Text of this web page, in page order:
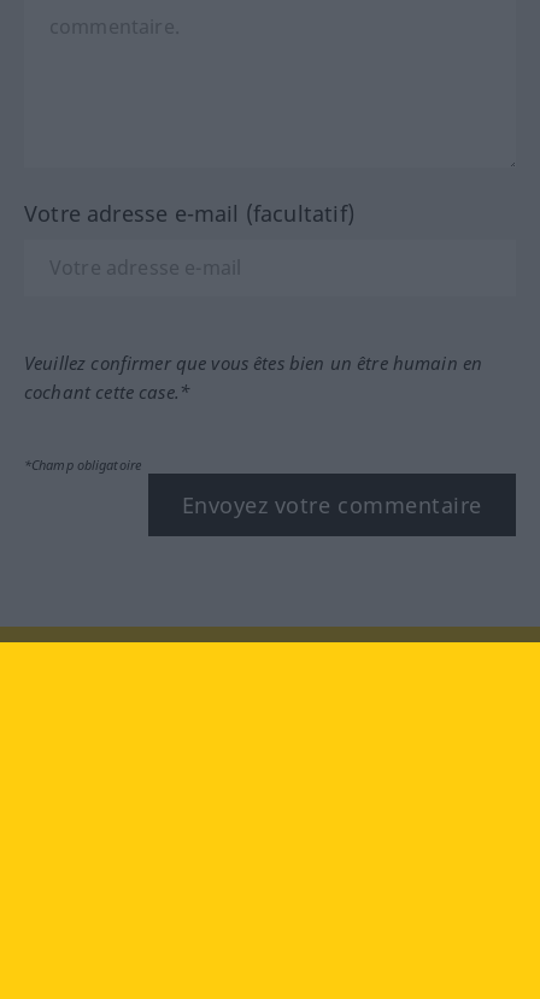
Votre adresse e-mail (facultatif)
Veuillez confirmer que vous êtes bien un être humain en
cochant cette case.*
*Champ obligatoire
Envoyez votre commentaire